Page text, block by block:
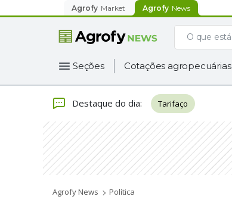
Agrofy Market Agrofy News
Seções Cotações agropecuárias
Destaque do dia: Tarifaço
Agrofy News Política